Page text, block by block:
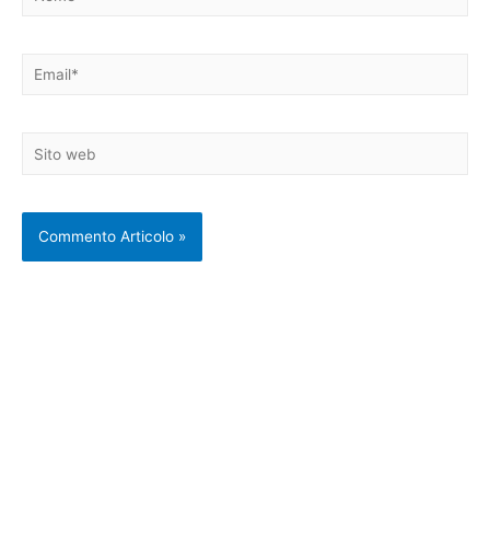
Email*
Sito